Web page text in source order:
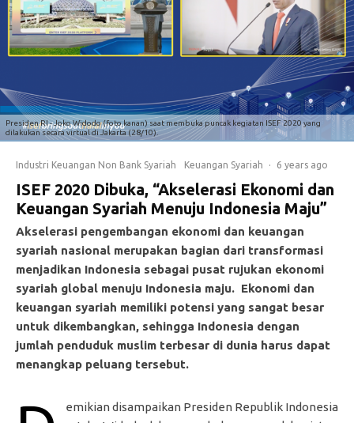
Presiden RI - Joko Widodo (foto kanan) saat membuka puncak kegiatan ISEF 2020 yang
dilakukan secara virtual di Jakarta (28/10).
Industri Keuangan Non Bank Syariah Keuangan Syariah · 6 years ago
ISEF 2020 Dibuka, “Akselerasi Ekonomi dan
Keuangan Syariah Menuju Indonesia Maju”
Akselerasi pengembangan ekonomi dan keuangan
syariah nasional merupakan bagian dari transformasi
menjadikan Indonesia sebagai pusat rujukan ekonomi
syariah global menuju Indonesia maju. Ekonomi dan
keuangan syariah memiliki potensi yang sangat besar
untuk dikembangkan, sehingga Indonesia dengan
jumlah penduduk muslim terbesar di dunia harus dapat
menangkap peluang tersebut.
emikian disampaikan Presiden Republik Indonesia